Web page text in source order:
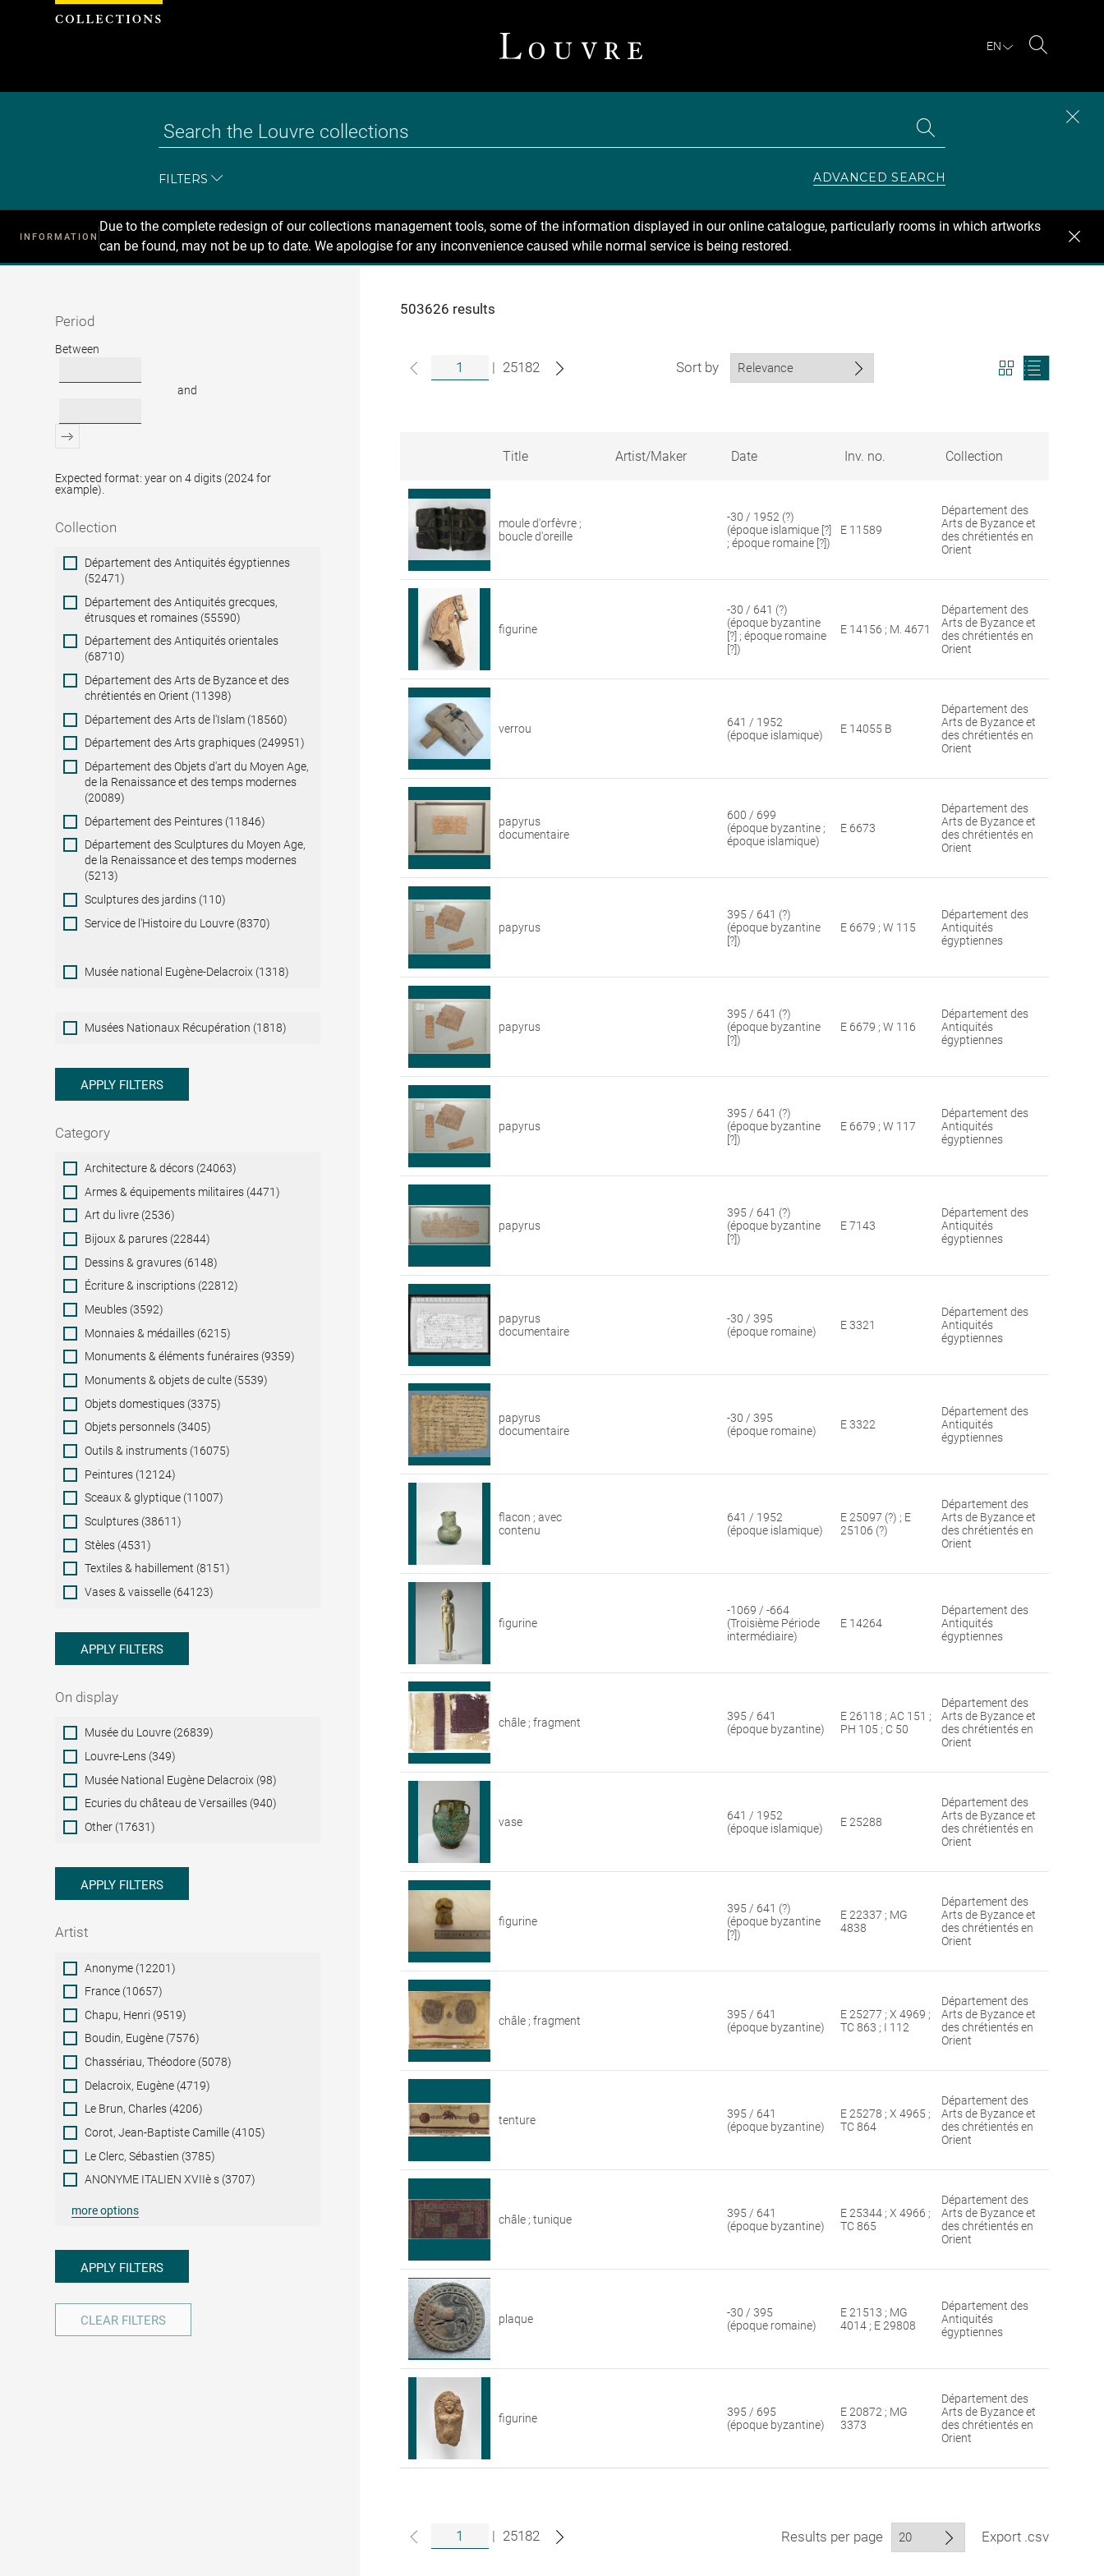
EN
FILTERS ADVANCED SEARCH
INFORMATION
Due to the complete redesign of our collections management tools, some of the information displayed in our online catalogue, particularly rooms in which artworks
can be found, may not be up to date. We apologise for any inconvenience caused while normal service is being restored.
Recherche
Period
Period
Between
and
Expected format: year on 4 digits (2024 for
example).
Collection
Collection
Département des Antiquités égyptiennes
(52471)
Département des Antiquités grecques,
étrusques et romaines (55590)
Département des Antiquités orientales
(68710)
Département des Arts de Byzance et des
chrétientés en Orient (11398)
Département des Arts de l'Islam (18560)
Département des Arts graphiques (249951)
Département des Objets d'art du Moyen Age,
de la Renaissance et des temps modernes
(20089)
Département des Peintures (11846)
Département des Sculptures du Moyen Age,
de la Renaissance et des temps modernes
(5213)
Sculptures des jardins (110)
Service de l'Histoire du Louvre (8370)
Musée national Eugène-Delacroix (1318)
Musées
Nationaux
Musées Nationaux Récupération (1818)
APPLY FILTERS
Category
Category
Architecture & décors (24063)
Armes & équipements militaires (4471)
Art du livre (2536)
Bijoux & parures (22844)
Dessins & gravures (6148)
Écriture & inscriptions (22812)
Meubles (3592)
Monnaies & médailles (6215)
Monuments & éléments funéraires (9359)
Monuments & objets de culte (5539)
Objets domestiques (3375)
Objets personnels (3405)
Outils & instruments (16075)
Peintures (12124)
Sceaux & glyptique (11007)
Sculptures (38611)
Stèles (4531)
Textiles & habillement (8151)
Vases & vaisselle (64123)
APPLY FILTERS
On display
On
display
Musée du Louvre (26839)
Louvre-Lens (349)
Musée National Eugène Delacroix (98)
Ecuries du château de Versailles (940)
Other (17631)
APPLY FILTERS
Artist
ArtistAnonyme (12201)
France (10657)
Chapu, Henri (9519)
Boudin, Eugène (7576)
Chassériau, Théodore (5078)
Delacroix, Eugène (4719)
Le Brun, Charles (4206)
Corot, Jean-Baptiste Camille (4105)
Le Clerc, Sébastien (3785)
ANONYME ITALIEN XVIIè s (3707)
more options
APPLY FILTERS
CLEAR FILTERS
503626 results
| 25182 Sort by
View
search
View
Search
results
for
artworks
Louvre
collections
Title Artist/Maker Date Inv. no. Collection
moule d'orfèvre ;
boucle d'oreille
-30 / 1952 (?)
(époque islamique [?]
; époque romaine [?])
E 11589
Département des
Arts de Byzance et
des chrétientés en
Orient
figurine
-30 / 641 (?)
(époque byzantine
[?] ; époque romaine
[?])
E 14156 ; M. 4671
Département des
Arts de Byzance et
des chrétientés en
Orient
verrou
641 / 1952
(époque islamique)
E 14055 B
Département des
Arts de Byzance et
des chrétientés en
Orient
papyrus
documentaire
600 / 699
(époque byzantine ;
époque islamique)
E 6673
Département des
Arts de Byzance et
des chrétientés en
Orient
papyrus
395 / 641 (?)
(époque byzantine
[?])
E 6679 ; W 115
Département des
Antiquités
égyptiennes
papyrus
395 / 641 (?)
(époque byzantine
[?])
E 6679 ; W 116
Département des
Antiquités
égyptiennes
papyrus
395 / 641 (?)
(époque byzantine
[?])
E 6679 ; W 117
Département des
Antiquités
égyptiennes
papyrus
395 / 641 (?)
(époque byzantine
[?])
E 7143
Département des
Antiquités
égyptiennes
papyrus
documentaire
-30 / 395
(époque romaine)
E 3321
Département des
Antiquités
égyptiennes
papyrus
documentaire
-30 / 395
(époque romaine)
E 3322
Département des
Antiquités
égyptiennes
flacon ; avec
contenu
641 / 1952
(époque islamique)
E 25097 (?) ; E
25106 (?)
Département des
Arts de Byzance et
des chrétientés en
Orient
figurine
-1069 / -664
(Troisième Période
intermédiaire)
E 14264
Département des
Antiquités
égyptiennes
châle ; fragment
395 / 641
(époque byzantine)
E 26118 ; AC 151 ;
PH 105 ; C 50
Département des
Arts de Byzance et
des chrétientés en
Orient
vase
641 / 1952
(époque islamique)
E 25288
Département des
Arts de Byzance et
des chrétientés en
Orient
figurine
395 / 641 (?)
(époque byzantine
[?])
E 22337 ; MG
4838
Département des
Arts de Byzance et
des chrétientés en
Orient
châle ; fragment
395 / 641
(époque byzantine)
E 25277 ; X 4969 ;
TC 863 ; I 112
Département des
Arts de Byzance et
des chrétientés en
Orient
tenture
395 / 641
(époque byzantine)
E 25278 ; X 4965 ;
TC 864
Département des
Arts de Byzance et
des chrétientés en
Orient
châle ; tunique
395 / 641
(époque byzantine)
E 25344 ; X 4966 ;
TC 865
Département des
Arts de Byzance et
des chrétientés en
Orient
plaque
-30 / 395
(époque romaine)
E 21513 ; MG
4014 ; E 29808
Département des
Antiquités
égyptiennes
figurine
395 / 695
(époque byzantine)
E 20872 ; MG
3373
Département des
Arts de Byzance et
des chrétientés en
Orient
| 25182 Results per page Export .csv
Cookies management panel